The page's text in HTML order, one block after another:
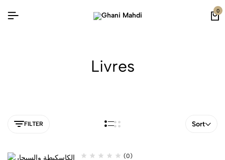
0
Livres
FILTER Sort
(0)